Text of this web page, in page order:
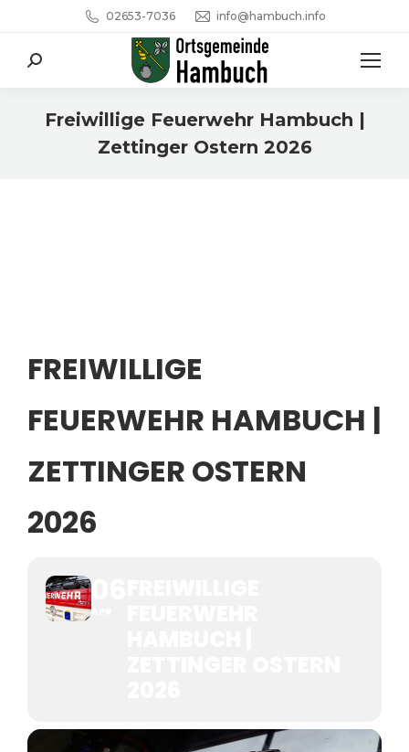
02653-7036 info@hambuch.info
Search:
Freiwillige Feuerwehr Hambuch |
Zettinger Ostern 2026
FREIWILLIGE
FEUERWEHR HAMBUCH |
ZETTINGER OSTERN
2026